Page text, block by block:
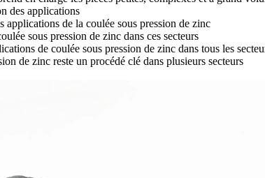
des applications
applications de la coulée sous pression de zinc
sous pression de zinc dans ces secteurs
de coulée sous pression de zinc dans tous les
de zinc reste un procédé clé dans plusieurs secteurs